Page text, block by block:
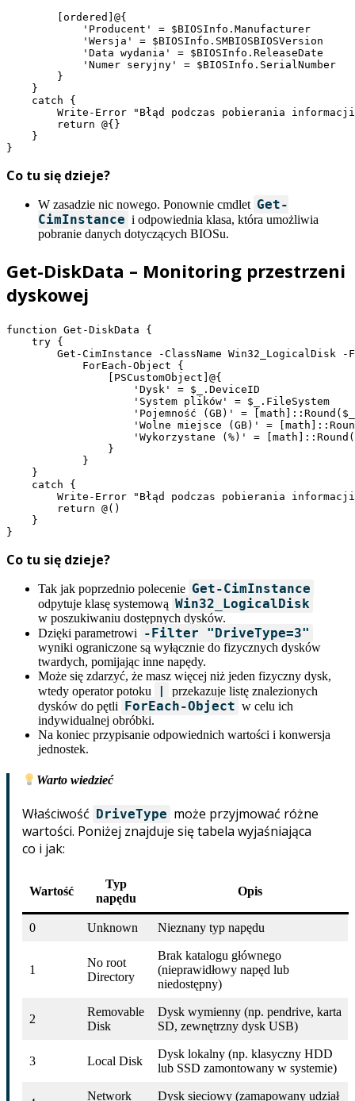
        [ordered]@{
            'Producent' = $BIOSInfo.Manufacturer
            'Wersja' = $BIOSInfo.SMBIOSBIOSVersion
            'Data wydania' = $BIOSInfo.ReleaseDate
            'Numer seryjny' = $BIOSInfo.SerialNumber
        }
    }
    catch {
Write-Error "Błąd podczas pobierania
        return @{}
    }
}
Co tu się dzieje?
W zasadzie nic nowego. Ponownie cmdlet Get-
CimInstance i odpowiednia klasa, która umożliwia
pobranie danych dotyczących BIOSu.
Get-DiskData – Monitoring przestrzeni
dyskowej
function Get-DiskData {
    try {
Get-CimInstance -ClassName Win32_LogicalDisk
            ForEach-Object {
                [PSCustomObject]@{
                    'Dysk' = $_.DeviceID
                    'System plików' = $_.FileSystem
'Pojemność (GB)' =
'Wolne miejsce (GB)' =
'Wykorzystane (%)' =
                }
            }
    }
    catch {
Write-Error "Błąd podczas pobierania
        return @()
    }
}
Co tu się dzieje?
Tak jak poprzednio polecenie Get-CimInstance
odpytuje klasę systemową Win32_LogicalDisk
w poszukiwaniu dostępnych dysków.
Dzięki parametrowi
-Filter "DriveType=3"
wyniki ograniczone są wyłącznie do fizycznych dysków
twardych, pomijając inne napędy.
Może się zdarzyć, że masz więcej niż jeden fizyczny dysk,
wtedy operator potoku
|
przekazuje listę znalezionych
dysków do pętli ForEach-Object w celu ich
indywidualnej obróbki.
Na koniec przypisanie odpowiednich wartości i konwersja
jednostek.
Warto wiedzieć
Właściwość DriveType może przyjmować różne
wartości. Poniżej znajduje się tabela wyjaśniająca
co i jak:
Wartość
Typ
napędu
Opis
0 Unknown Nieznany typ napędu
1
No root
Directory
Brak katalogu głównego
(nieprawidłowy napęd lub
niedostępny)
2
Removable
Disk
Dysk wymienny (np. pendrive, karta
SD, zewnętrzny dysk USB)
3 Local Disk
Dysk lokalny (np. klasyczny HDD
lub SSD zamontowany w systemie)
Network Dysk sieciowy (zamapowany udział